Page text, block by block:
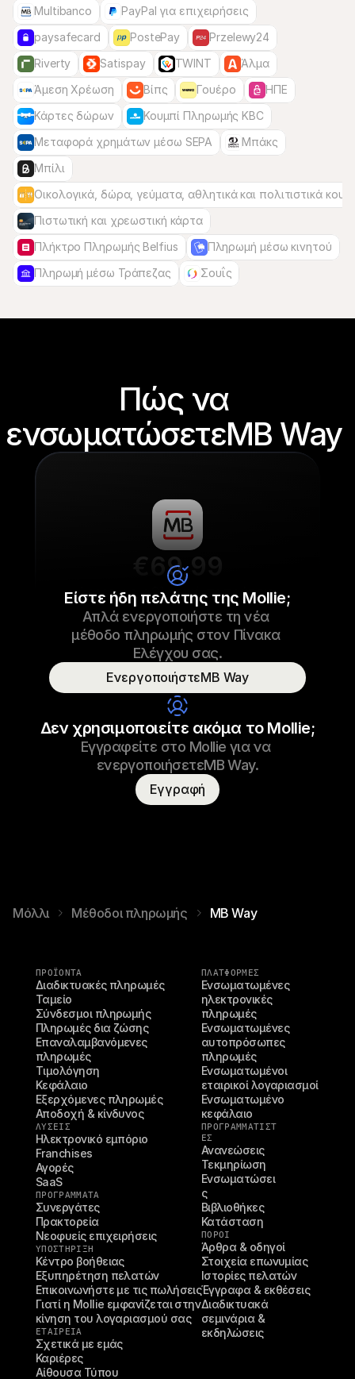
Multibanco
PayPal για επιχειρήσεις
paysafecard
PostePay
Przelewy24
Riverty
Satispay TWINT
Άλμα
Άμεση Χρέωση
Βίπς Γουέρο
ΗΠΕ
Κάρτες δώρων
Κουμπί Πληρωμής KBC
Μεταφορά χρημάτων μέσω SEPA
Μπάκς
Μπίλι
Οικολογικά, δώρα, γεύματα, αθλητικά και πολιτιστικά
Πιστωτική και χρεωστική κάρτα
Πλήκτρο Πληρωμής Belfius
Πληρωμή μέσω κινητού
Πληρωμή μέσω Τράπεζας
Σουΐς
Πώς να
ενσωματώσετεMB Way
€69,99
Laces για αθλητικά παπούτσια
Laces για αθλητικά παπούτσια
23/09/2022 17:29 €69,99
Πληρωμένο
Όνομα καταναλωτή Τ. Οττερ
Είστε ήδη πελάτης της Mollie;
Απλά ενεργοποιήστε τη νέα
μέθοδο πληρωμής στον Πίνακα
Ελέγχου σας.
ΕνεργοποιήστεMB Way
Δεν χρησιμοποιείτε ακόμα το Mollie;
Εγγραφείτε στο Mollie για να
ενεργοποιήσετεMB Way.
Εγγραφή
Μόλλι Μέθοδοι πληρωμής MB Way
ΠΡΟΪΌΝΤΑ
Διαδικτυακές πληρωμές
Ταμείο
Σύνδεσμοι πληρωμής
Πληρωμές δια ζώσης
Επαναλαμβανόμενες
πληρωμές
Τιμολόγηση
Κεφάλαιο
Εξερχόμενες πληρωμές
Αποδοχή & κίνδυνος
ΛΥΣΕΙΣ
Ηλεκτρονικό εμπόριο
Franchises
Αγορές
SaaS
ΠΡΟΓΡΑΜΜΑΤΑ
Συνεργάτες
Πρακτορεία
Νεοφυείς επιχειρήσεις
ΥΠΟΣΤΉΡΙΞΗ
Κέντρο βοήθειας
Εξυπηρέτηση πελατών
Επικοινωνήστε με τις πωλήσεις
Γιατί η Mollie εμφανίζεται στην
κίνηση του λογαριασμού σας
ΕΤΑΙΡΕΊΑ
Σχετικά με εμάς
Καριέρες
Αίθουσα Τύπου
ΠΛΑΤΦΟΡΜΕΣ
Ενσωματωμένες
ηλεκτρονικές
πληρωμές
Ενσωματωμένες
αυτοπρόσωπες
πληρωμές
Ενσωματωμένοι
εταιρικοί λογαριασμοί
Ενσωματωμένο
κεφάλαιο
ΠΡΟΓΡΑΜΜΑΤΙΣΤ
ΈΣ
Ανανεώσεις
Τεκμηρίωση
Ενσωματώσει
ς
Βιβλιοθήκες
Κατάσταση
ΠΌΡΟΙ
Άρθρα & οδηγοί
Στοιχεία επωνυμίας
Ιστορίες πελατών
Έγγραφα & εκθέσεις
Διαδικτυακά
σεμινάρια &
εκδηλώσεις